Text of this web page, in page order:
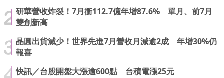
研華營收炸裂！7月衝112.7億年增87.6% 單月、前7月
雙創新高
晶圓出貨減少！世界先進7月營收月減逾2成 年增30%仍
報喜
快訊／台股開盤大漲逾600點 台積電漲25元